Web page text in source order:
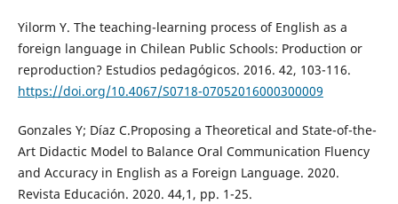
Yilorm Y. The teaching-learning process of English as a
foreign language in Chilean Public Schools: Production or
reproduction? Estudios pedagógicos. 2016. 42, 103-116.
https://doi.org/10.4067/S0718-07052016000300009
Gonzales Y; Díaz C.Proposing a Theoretical and State-of-the-
Art Didactic Model to Balance Oral Communication Fluency
and Accuracy in English as a Foreign Language. 2020.
Revista Educación. 2020. 44,1, pp. 1-25.